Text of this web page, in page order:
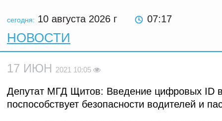
сегодня: 10 августа 2026 г 07:17
НОВОСТИ
17 ИЮН 2021 10:05
Депутат МГД Щитов: Введение цифровых ID в
поспособствует безопасности водителей и